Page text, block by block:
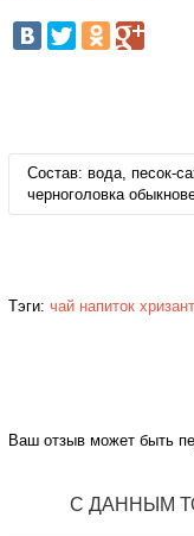
Состав: вода, песок-
черноголовка
Тэги: чай напиток
Ваш отзыв может быть
С ДАННЫМ